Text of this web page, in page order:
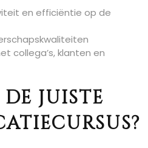
en efficiëntie op de
collega’s, klanten en
de juiste